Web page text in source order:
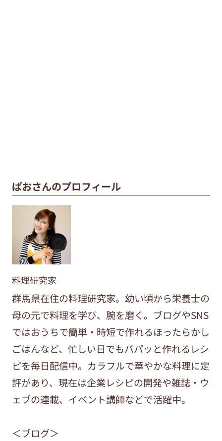
ぱおさんのプロフィール
料理研究家
群馬県在住の料理研究家。幼い頃から栄養士の
母の元で料理を学び、腕を磨く。ブログやSNS
ではおうちで簡単・時短で作れるほったらかし
ごはんなど、忙しい日でもパパッと作れるレシ
ピを毎日配信中。カラフルで華やかな料理に定
評があり、現在は企業レシピの開発や雑誌・ウ
ェブの連載、イベント講師などで活躍中。
＜ブログ＞